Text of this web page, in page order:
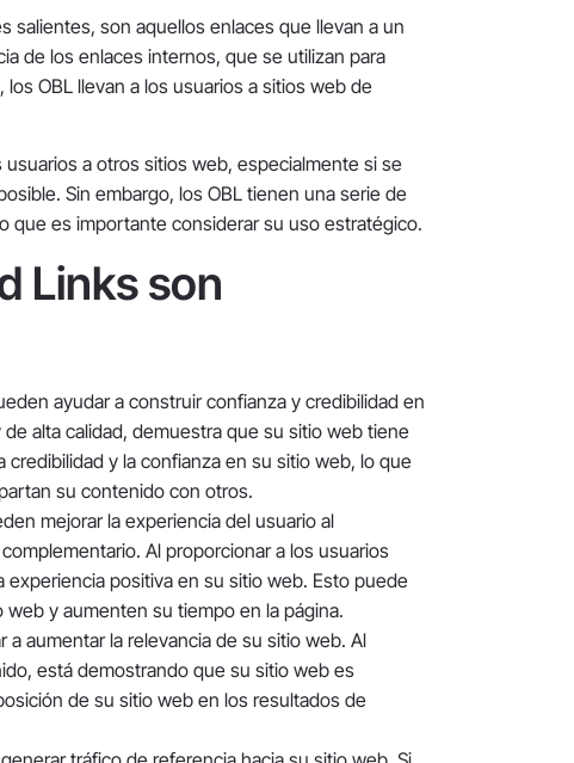
salientes, son aquellos enlaces que llevan a un
de los enlaces internos, que se utilizan para
OBL llevan a los usuarios a sitios web de
a otros sitios web, especialmente si se
Sin embargo, los OBL tienen una serie de
que es importante considerar su uso estratégico.
Links son
ayudar a construir confianza y credibilidad en
alta calidad, demuestra que su sitio web tiene
y la confianza en su sitio web, lo que
su contenido con otros.
mejorar la experiencia del usuario al
Al proporcionar a los usuarios
positiva en su sitio web. Esto puede
y aumenten su tiempo en la página.
aumentar la relevancia de su sitio web. Al
está demostrando que su sitio web es
de su sitio web en los resultados de